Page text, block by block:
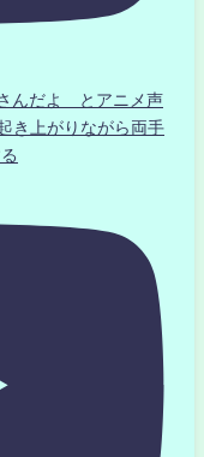
んだよ とアニメ声
き上がりながら両手